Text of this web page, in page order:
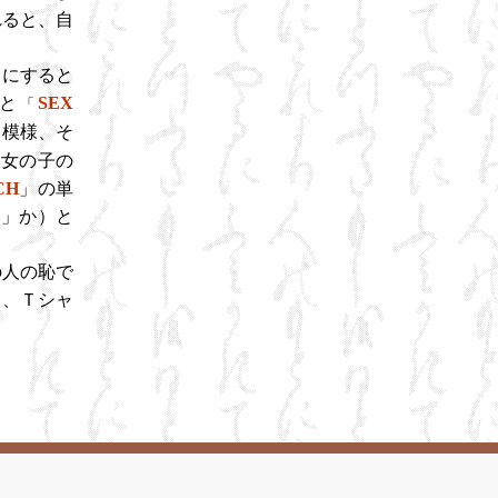
と、自
すると
「 SEX
様、そ
の子の
」の単
か）と
の恥で
Ｔシャ